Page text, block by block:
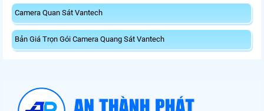
Camera Quan Sát Vantech
Bản Giá Trọn Gói Camera Quang Sát Vantech